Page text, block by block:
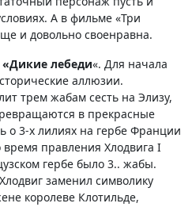
А в фильме «Три
и довольно своенравна.
«Дикие лебеди«. Для начала
аллюзии.
трем жабам сесть на Элизу,
в прекрасные
о 3-х лилиях на гербе Франции
правления Хлодвига I
гербе было 3.. жабы.
заменил символику
королеве Клотильде,